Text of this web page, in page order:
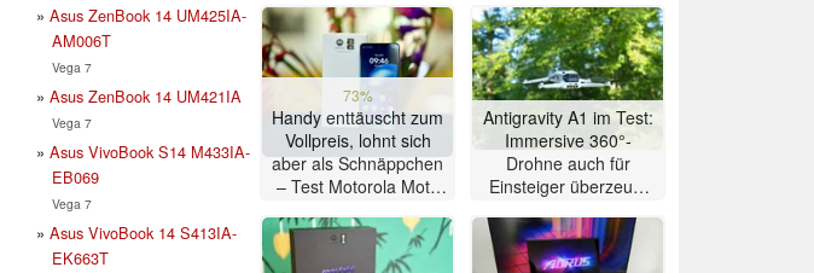
Asus ZenBook 14 UM425IA-
AM006T
Vega 7
Asus ZenBook 14 UM421IA
Vega 7
Asus VivoBook S14 M433IA-
EB069
Vega 7
Asus VivoBook 14 S413IA-
EK663T
73%
Handy enttäuscht zum
Vollpreis, lohnt sich
aber als Schnäppchen
– Test Motorola Moto
Antigravity A1 im Test:
Immersive 360°-
Drohne auch für
Einsteiger überzeugt